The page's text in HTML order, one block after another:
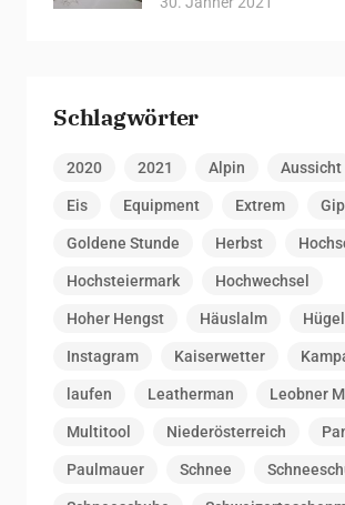
Schlagwörter
2020 2021 Alpin Aussicht
Eis Equipment Extrem
Goldene Stunde Herbst
Hochsteiermark Hochwechsel
Hoher Hengst Häuslalm Hügel
Instagram Kaiserwetter
laufen Leatherman Leobner
Multitool Niederösterreich
Paulmauer Schnee